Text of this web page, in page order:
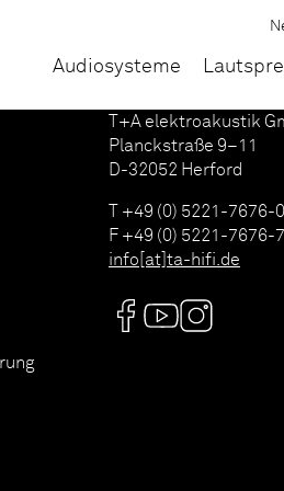
Audiosysteme
T+A elektroakustik
Planckstraße 9–11
D-32052 Herford
T +49 (0) 5221-7676-0
F +49 (0) 5221-7676-
info[at]ta-hifi.de